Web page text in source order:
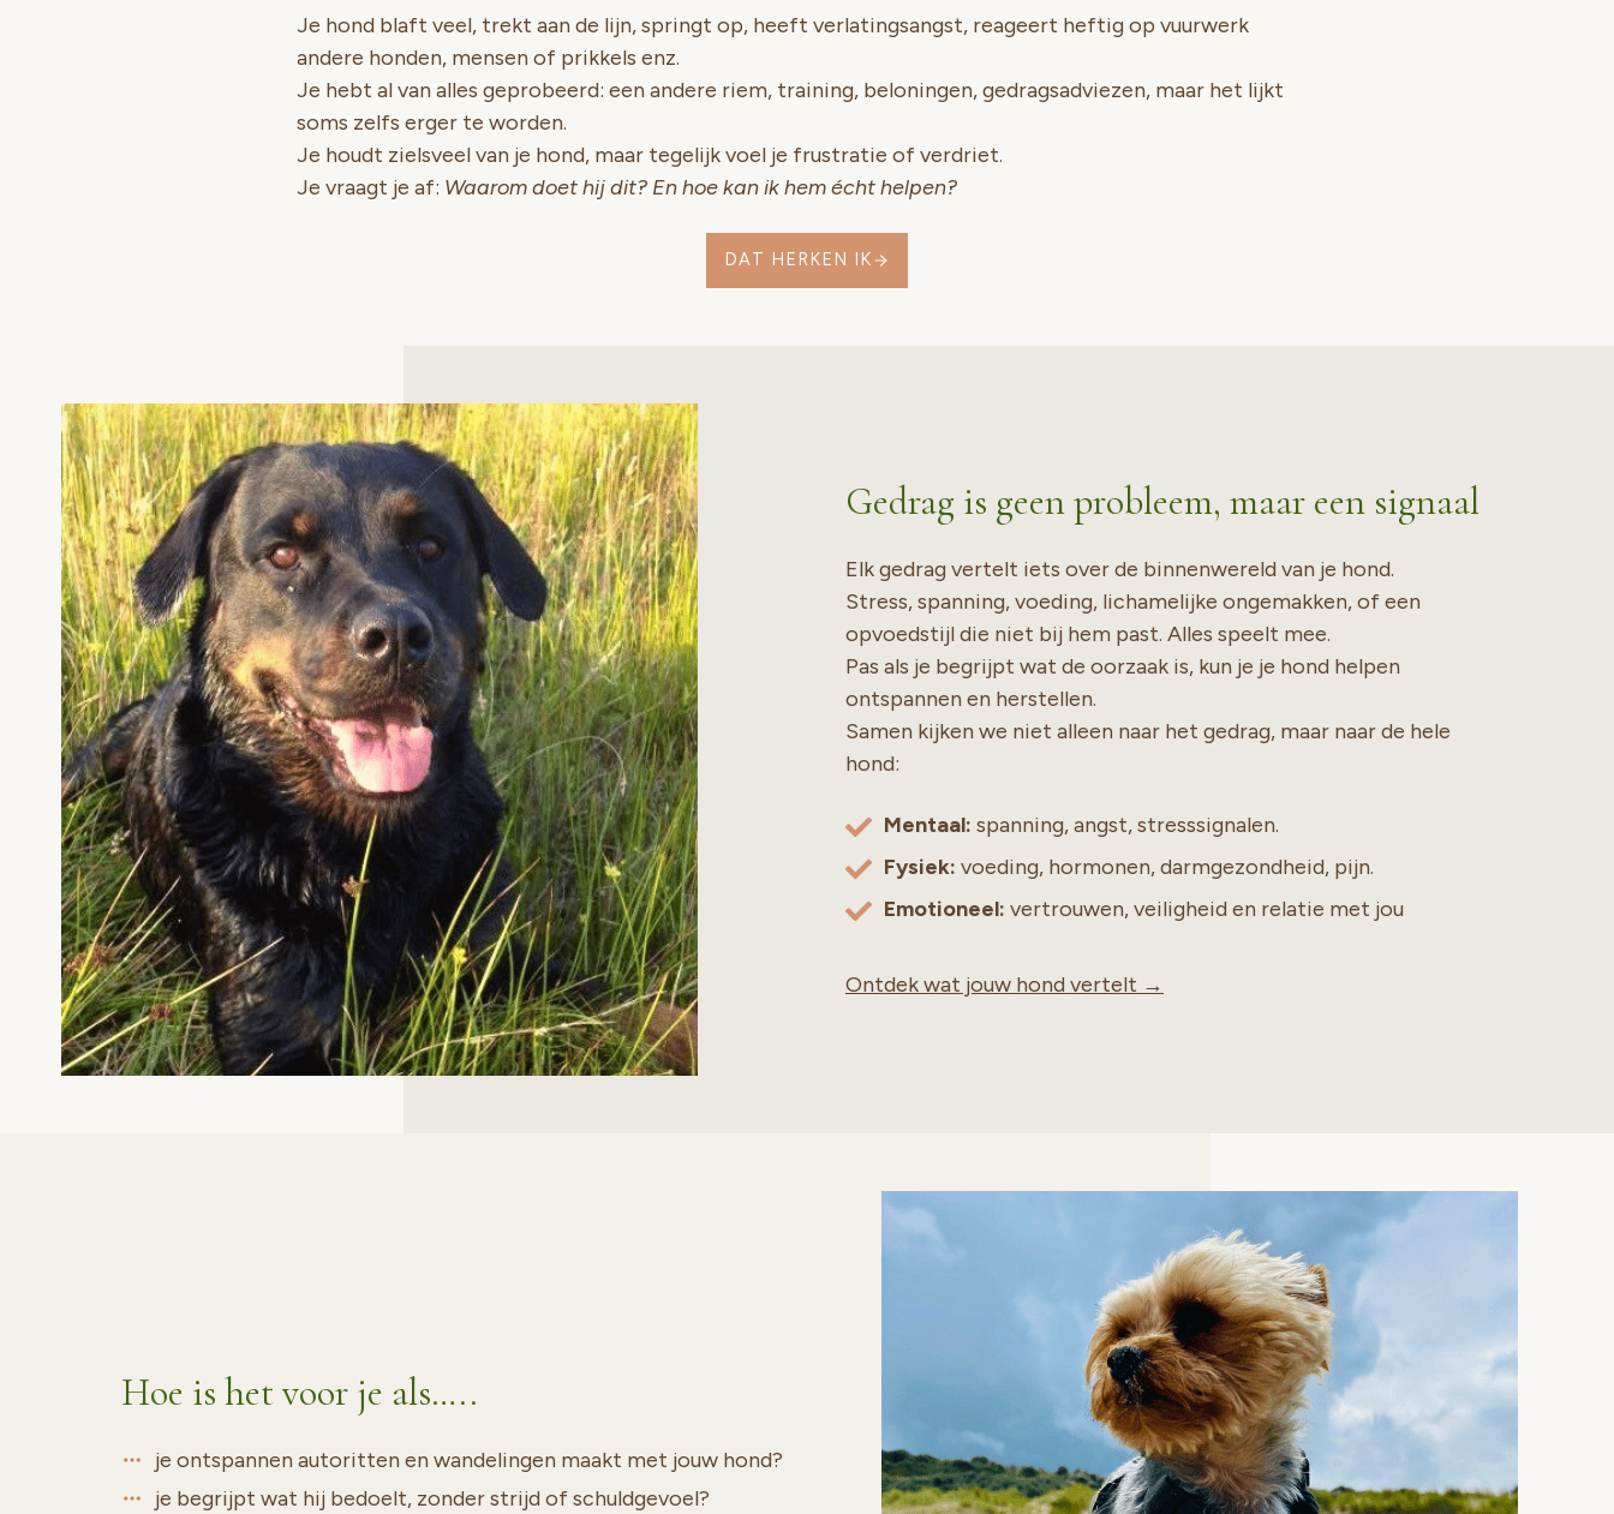
Je hond blaft veel, trekt aan de lijn, springt op, heeft verlatingsangst, reageert heftig op vuurwerk
andere honden, mensen of prikkels enz.
Je hebt al van alles geprobeerd: een andere riem, training, beloningen, gedragsadviezen, maar het lijkt
soms zelfs erger te worden.
Je houdt zielsveel van je hond, maar tegelijk voel je frustratie of verdriet.
Je vraagt je af: Waarom doet hij dit? En hoe kan ik hem écht helpen?
DAT HERKEN IK
Gedrag is geen probleem, maar een signaal
Elk gedrag vertelt iets over de binnenwereld van je hond.
Stress, spanning, voeding, lichamelijke ongemakken, of een
opvoedstijl die niet bij hem past. Alles speelt mee.
Pas als je begrijpt wat de oorzaak is, kun je je hond helpen
ontspannen en herstellen.
Samen kijken we niet alleen naar het gedrag, maar naar de hele
hond:
Mentaal: spanning, angst, stresssignalen.
Fysiek: voeding, hormonen, darmgezondheid, pijn.
Emotioneel: vertrouwen, veiligheid en relatie met jou
Ontdek wat jouw hond vertelt →
Hoe is het voor je als…..
je ontspannen autoritten en wandelingen maakt met jouw hond?
je begrijpt wat hij bedoelt, zonder strijd of schuldgevoel?